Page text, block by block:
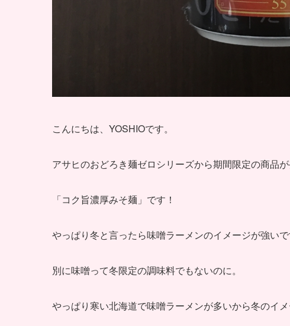
こんにちは、YOSHIOです。
アサヒのおどろき麺ゼロシリーズから期間限定の商品が
「コク旨濃厚みそ麺」です！
やっぱり冬と言ったら味噌ラーメンのイメージが強いで
別に味噌って冬限定の調味料でもないのに。
やっぱり寒い北海道で味噌ラーメンが多いから冬のイメ